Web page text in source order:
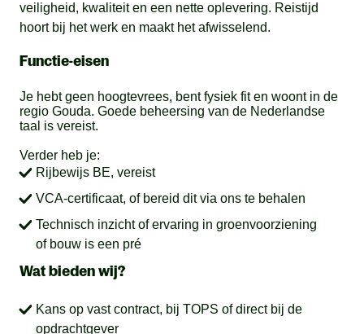
veiligheid, kwaliteit en een nette oplevering. Reistijd
hoort bij het werk en maakt het afwisselend.
Functie-eisen
Je hebt geen hoogtevrees, bent fysiek fit en woont in de
regio Gouda. Goede beheersing van de Nederlandse
taal is vereist.
Verder heb je:
Rijbewijs BE, vereist
VCA-certificaat, of bereid dit via ons te behalen
Technisch inzicht of ervaring in groenvoorziening
of bouw is een pré
Wat bieden wij?
Kans op vast contract, bij TOPS of direct bij de
opdrachtgever